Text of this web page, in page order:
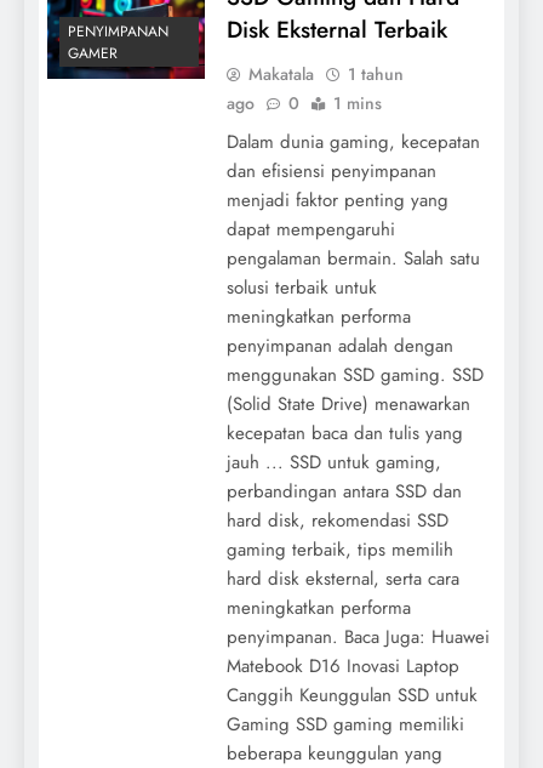
PENYIMPANAN
GAMER
Disk Eksternal Terbaik
Makatala
1 tahun
ago
0 1 mins
Dalam dunia gaming, kecepatan
dan efisiensi penyimpanan
menjadi faktor penting yang
dapat mempengaruhi
pengalaman bermain. Salah satu
solusi terbaik untuk
meningkatkan performa
penyimpanan adalah dengan
menggunakan SSD gaming. SSD
(Solid State Drive) menawarkan
kecepatan baca dan tulis yang
jauh ... SSD untuk gaming,
perbandingan antara SSD dan
hard disk, rekomendasi SSD
gaming terbaik, tips memilih
hard disk eksternal, serta cara
meningkatkan performa
penyimpanan. Baca Juga: Huawei
Matebook D16 Inovasi Laptop
Canggih Keunggulan SSD untuk
Gaming SSD gaming memiliki
beberapa keunggulan yang